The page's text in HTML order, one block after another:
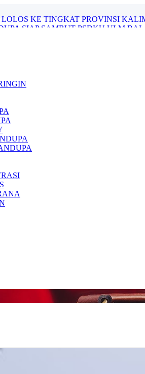
SIAP SAMBUT PSDKU ULM
3 CABANG BULU TANGKIS
PRESTASI MURID SMAN 2
SIAP BERPRESTASI DAN